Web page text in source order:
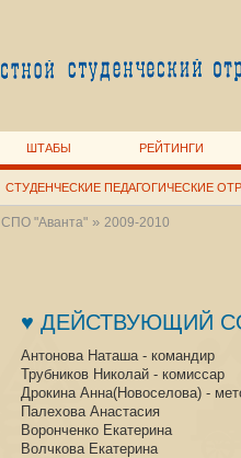
ШТАБЫ РЕЙТИНГИ
СТУДЕНЧЕСКИЕ ПЕДАГОГИЧЕСКИЕ
СПО "Аванта"» 2009-2010
♥ ДЕЙСТВУЮЩИЙ
Антонова Наташа - командир
Трубников Николай - комиссар
Дрокина Анна(Новоселова) -
Палехова Анастасия
Воронченко Екатерина
Волчкова Екатерина